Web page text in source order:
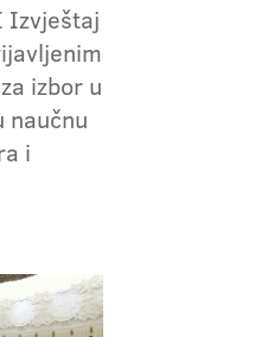
Izvještaj
izbor u
naučnu
i